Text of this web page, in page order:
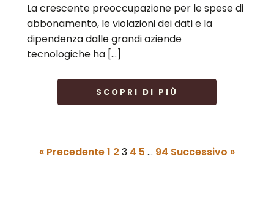
La crescente preoccupazione per le spese di
abbonamento, le violazioni dei dati e la
dipendenza dalle grandi aziende
tecnologiche ha […]
SCOPRI DI PIÙ
« Precedente1 2 3 4 5 … 94 Successivo »